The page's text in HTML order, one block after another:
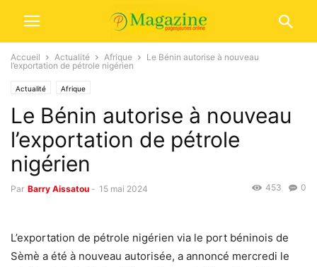
Accueil Actualité Afrique
Le Bénin autorise à nouveau
l’exportation de pétrole nigérien
Actualité Afrique
Le Bénin autorise à nouveau
l’exportation de pétrole
nigérien
Par Barry Aissatou - 15 mai 2024 0
453
L’exportation de pétrole nigérien via le port béninois de
Sèmè a été à nouveau autorisée, a annoncé mercredi le